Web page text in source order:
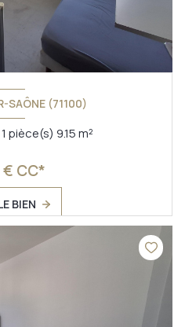
SAÔNE (71100)
Appartement 1 pièce(s) 9.15 m²
CC*
BIEN